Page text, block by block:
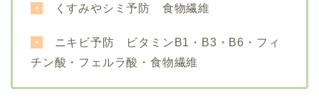
・ くすみやシミ予防 食物繊維
・
ニキビ予防 ビタミンB1・B3・B6・フィ
チン酸・フェルラ酸・食物繊維